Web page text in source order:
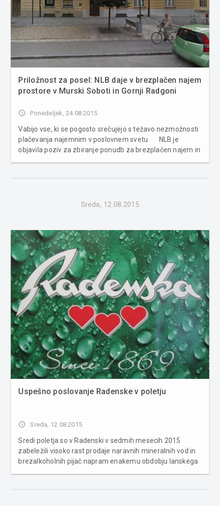
Priložnost za posel: NLB daje v brezplačen najem
prostore v Murski Soboti in Gornji Radgoni
access_time Ponedeljek, 24.08.2015
Vabijo vse, ki se pogosto srečujejo s težavo nezmožnosti
plačevanja najemnim v poslovnem svetu. NLB je
objavila poziv za zbiranje ponudb za brezplačen najem in
Sreda, 12.08.2015
Uspešno poslovanje Radenske v poletju
access_time Sreda, 12.08.2015
Sredi poletja so v Radenski v sedmih mesecih 2015
zabeležili visoko rast prodaje naravnih mineralnih vod in
brezalkoholnih pijač napram enakemu obdobju lanskega